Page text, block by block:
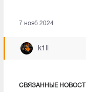
7 нояб 2024
k1ll
СВЯЗАННЫЕ